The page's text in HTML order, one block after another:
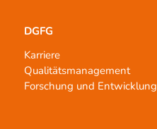
DGFG
Karriere
Qualitätsmanagement
Forschung und Entwicklung